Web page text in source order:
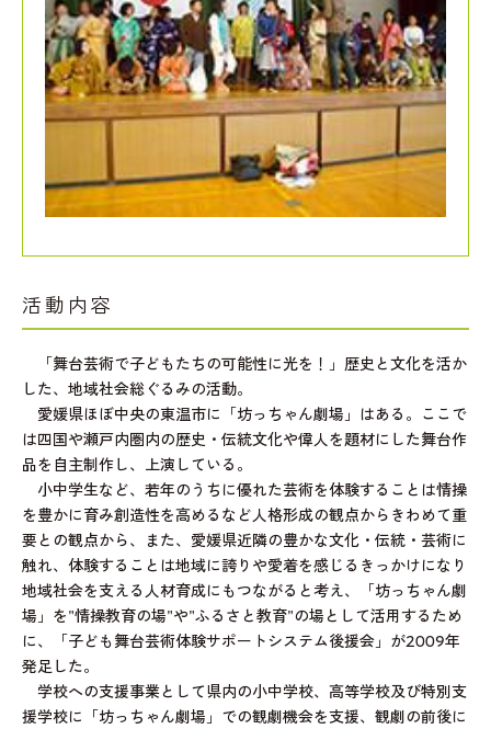
活動内容
「舞台芸術で子どもたちの可能性に光を！」歴史と文化を活か
した、地域社会総ぐるみの活動。
愛媛県ほぼ中央の東温市に「坊っちゃん劇場」はある。ここで
は四国や瀬戸内圏内の歴史・伝統文化や偉人を題材にした舞台作
品を自主制作し、上演している。
小中学生など、若年のうちに優れた芸術を体験することは情操
を豊かに育み創造性を高めるなど人格形成の観点からきわめて重
要との観点から、また、愛媛県近隣の豊かな文化・伝統・芸術に
触れ、体験することは地域に誇りや愛着を感じるきっかけになり
地域社会を支える人材育成にもつながると考え、「坊っちゃん劇
場」を"情操教育の場"や"ふるさと教育"の場として活用するため
に、「子ども舞台芸術体験サポートシステム後援会」が2009年
発足した。
学校への支援事業として県内の小中学校、高等学校及び特別支
援学校に「坊っちゃん劇場」での観劇機会を支援、観劇の前後に